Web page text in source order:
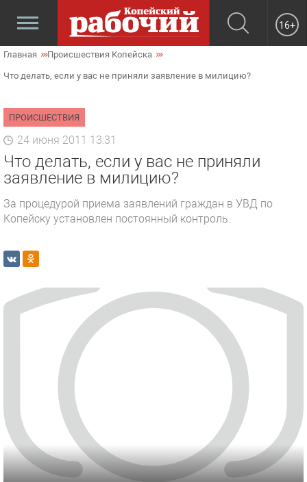
16+
Главная Происшествия Копейска
Что делать, если у вас не приняли заявление в милицию?
ПРОИСШЕСТВИЯ
24 июня 2011 13:31
Что делать, если у вас не приняли
заявление в милицию?
За процедурой приема заявлений граждан в УВД по
Копейску установлен постоянный контроль.